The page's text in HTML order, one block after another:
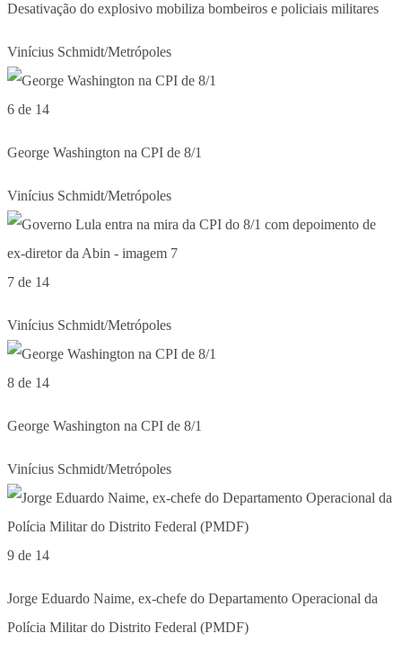
Desativação do explosivo mobiliza bombeiros e policiais militares
Vinícius Schmidt/Metrópoles
6 de 14
George Washington na CPI de 8/1
Vinícius Schmidt/Metrópoles
7 de 14
Vinícius Schmidt/Metrópoles
8 de 14
George Washington na CPI de 8/1
Vinícius Schmidt/Metrópoles
9 de 14
Jorge Eduardo Naime, ex-chefe do Departamento Operacional da
Polícia Militar do Distrito Federal (PMDF)